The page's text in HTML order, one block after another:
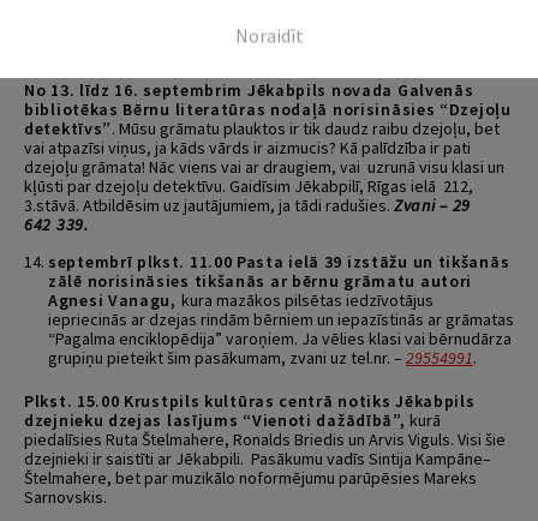
Roberts Rāviņš, Katrīna Kotoviča un Rihards Podāns.
No 13. līdz 16. septembrim Jēkabpils novada Galvenās
bibliotēkas Bērnu literatūras nodaļā norisināsies “Dzejoļu
detektīvs”. Mūsu grāmatu plauktos ir tik daudz raibu dzejoļu, bet
vai atpazīsi viņus, ja kāds vārds ir aizmucis? Kā palīdzība ir pati
dzejoļu grāmata! Nāc viens vai ar draugiem, vai uzrunā visu klasi un
kļūsti par dzejoļu detektīvu. Gaidīsim Jēkabpilī, Rīgas ielā 212,
3.stāvā. Atbildēsim uz jautājumiem, ja tādi radušies. Zvani – 29
642 339.
septembrī plkst. 11.00 Pasta ielā 39 izstāžu un tikšanās
zālē norisināsies tikšanās ar bērnu grāmatu autori
Agnesi Vanagu, kura mazākos pilsētas iedzīvotājus
iepriecinās ar dzejas rindām bērniem un iepazīstinās ar grāmatas
“Pagalma enciklopēdija” varoņiem. Ja vēlies klasi vai bērnudārza
grupiņu pieteikt šim pasākumam, zvani uz tel.nr. – 29554991.
Plkst. 15.00 Krustpils kultūras centrā notiks Jēkabpils
dzejnieku dzejas lasījums “Vienoti dažādībā”,kurā
piedalīsies Ruta Štelmahere, Ronalds Briedis un Arvis Viguls. Visi šie
dzejnieki ir saistīti ar Jēkabpili. Pasākumu vadīs Sintija Kampāne–
Štelmahere, bet par muzikālo noformējumu parūpēsies Mareks
Sarnovskis.
Noraidīt